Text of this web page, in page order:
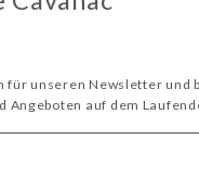
für unseren Newsletter und
Angeboten auf dem